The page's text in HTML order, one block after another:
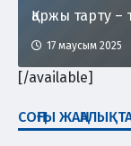
СОҢҒЫ
Қаржы тарту –
17 маусым 2025
[/available]